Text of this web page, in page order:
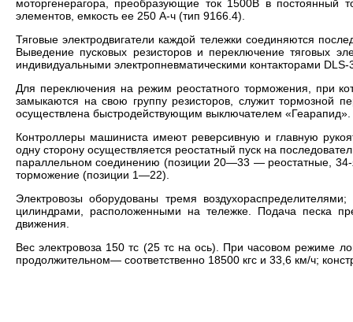
моторгенерагора, преобразующие ток 1500В в
элементов, емкость ее 250 А-ч (тип 9166.4).
Тяговые электродвигатели каждой тележки соединяются
Выведение пусковых резисторов и переключение тяговых
индивидуальными электропневматическими контакторами DLS-
Для переключения на режим реостатного торможения, при
замыкаются на свою группу резисторов, служит тормозной
осуществлена быстродействующим выключателем «Геарапид».
Контроллеры машиниста имеют реверсивную и главную
одну сторону осуществляется реостатный пуск на
параллельном соединению (позиции 20—33 — реостатные,
торможение (позиции 1—22).
Электровозы оборудованы тремя
цилиндрами, расположенными на тележке. Подача песка
движения.
Вес электровоза 150 тс (25 тс на ось). При часовом режиме
продолжительном— соответственно 18500 кгс и 33,6 км/ч;